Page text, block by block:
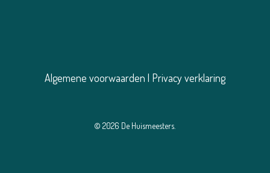
Algemene voorwaarden | Privacy verklaring
© 2026 De Huismeesters.